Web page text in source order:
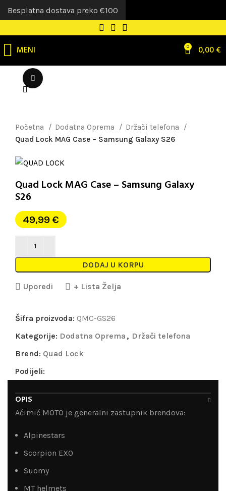
MENI 0 0,00€
Početna Dodatna Oprema
Držači telefona
Quad Lock MAG Case – Samsung Galaxy S26
Quad Lock MAG Case – Samsung Galaxy
S26
49,99 €
DODAJ U KORPU
Uporedi + Lista Želja
Šifra proizvoda: QMC-GS26
Kategorije: Dodatna Oprema , Držači telefona
Brend: Quad Lock
Podijeli:
OPIS
Aćimić MOTO je generalni zastupnik brendova:
Alpinestars
Scorpion EXO
Suomy
MT helmets
Besplatna dostava preko €100